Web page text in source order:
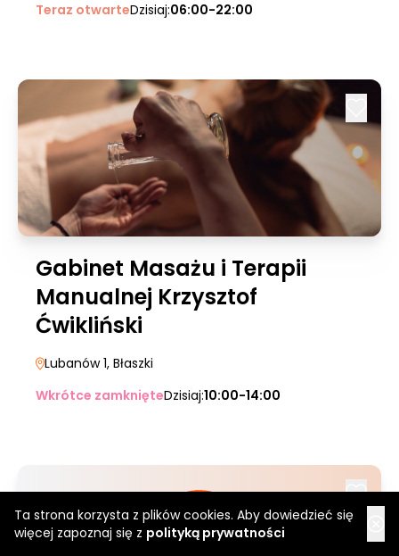
Ta strona korzysta z plików cookies. Aby dowiedzieć się
więcej zapoznaj się z polityką prywatności
Teraz otwarteDzisiaj:06:00-22:00
Gabinet Masażu i Terapii
Manualnej Krzysztof
Ćwikliński
Lubanów 1, Błaszki
Wkrótce zamknięteDzisiaj:10:00-14:00